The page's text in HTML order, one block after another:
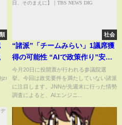
社会
“諸派”「チームみらい」1議席獲
得の可能性 “AIで政策作り”安野
貴博氏「分断を煽らない」「相
手を貶めない」【news23】【選
挙の日、そのまえに】｜
今月20日に投開票が行われる参議院選
挙。今回は政党要件を満たしていない諸派
に注目します。JNNが先週末に行った情勢
調査によると、AIエンジニ...